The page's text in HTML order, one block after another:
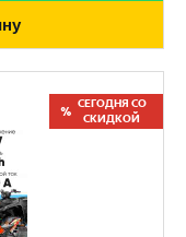
СЕГОДНЯ СО
СКИДКОЙ